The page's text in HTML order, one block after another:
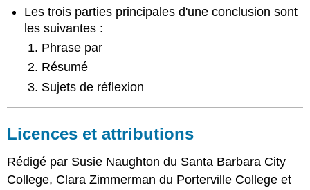
Les trois parties principales d'une conclusion sont
les suivantes :
Phrase par
Résumé
Sujets de réflexion
Licences et attributions
Rédigé par Susie Naughton du Santa Barbara City
College, Clara Zimmerman du Porterville College et